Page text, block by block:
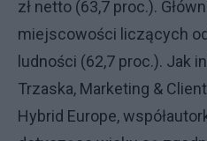
zł netto (63,7 proc.).
miejscowości liczących
ludności (62,7 proc.). Jak
Trzaska, Marketing &
Hybrid Europe,